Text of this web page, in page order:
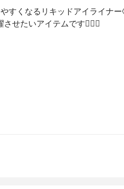
すくなるリキッドアイライナー
せたいアイテムです🙋🏻‍♀️